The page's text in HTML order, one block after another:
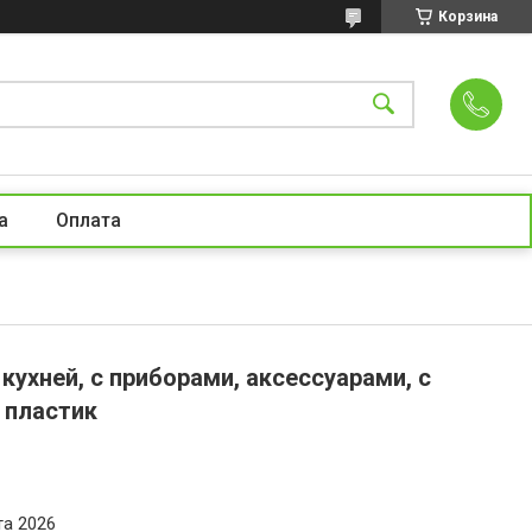
Корзина
Оплата
с приборами, аксессуарами, с
2026